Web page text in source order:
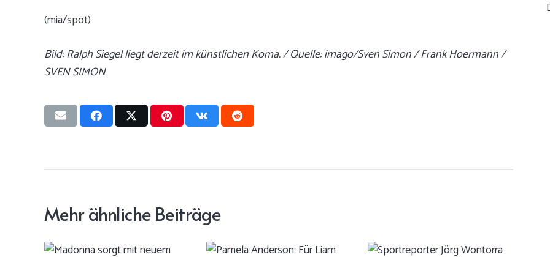
(mia/spot)
Bild: Ralph Siegel liegt derzeit im künstlichen Koma. / Quelle: imago/Sven Simon / Frank Hoermann /
SVEN SIMON
Mehr ähnliche Beiträge